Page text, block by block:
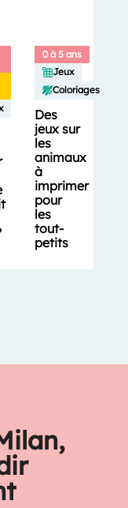
0 à 5 ans
Jeux
Coloriages
Des
jeux sur
les
animaux
à
imprimer
pour
les
tout-
petits